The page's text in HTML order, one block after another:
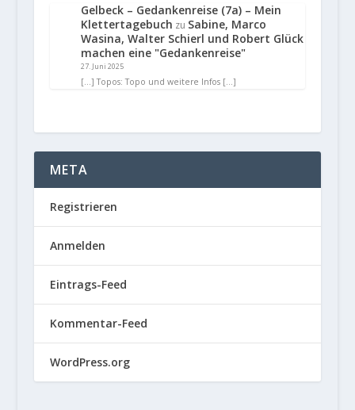
Gelbeck – Gedankenreise (7a) – Mein
Klettertagebuch zu Sabine, Marco
Wasina, Walter Schierl und Robert Glück
machen eine "Gedankenreise"
27. Juni 2025
[…] Topos: Topo und weitere Infos […]
META
Registrieren
Anmelden
Eintrags-Feed
Kommentar-Feed
WordPress.org